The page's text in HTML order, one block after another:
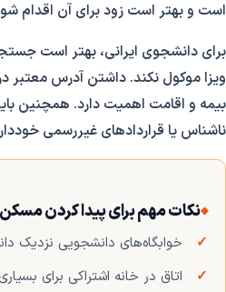
است و بهتر است زود برای آن اقدام
برای دانشجوی ایرانی، بهتر است
ویزا موکول نکند. داشتن آدرس معتبر
بیمه و اقامت اهمیت دارد. همچنین
ناشناس یا قراردادهای غیررسمی
نکات مهم برای پیدا کردن
خوابگاه‌های دانشجویی نزدیک
اتاق در خانه اشتراکی برای